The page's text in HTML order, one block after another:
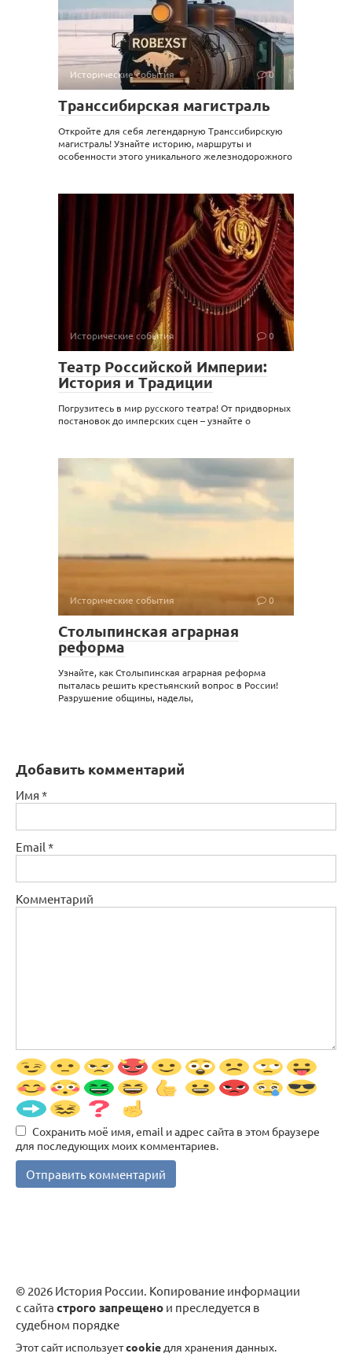
Исторические события 0
Транссибирская магистраль
Откройте для себя легендарную Транссибирскую
магистраль! Узнайте историю, маршруты и
особенности этого уникального железнодорожного
Исторические события 0
Театр Российской Империи:
История и Традиции
Погрузитесь в мир русского театра! От придворных
постановок до имперских сцен – узнайте о
Исторические события 0
Столыпинская аграрная
реформа
Узнайте, как Столыпинская аграрная реформа
пыталась решить крестьянский вопрос в России!
Разрушение общины, наделы,
Добавить комментарий
Имя *
Email *
Комментарий
Сохранить моё имя, email и адрес сайта в этом браузере
для последующих моих комментариев.
© 2026 История России. Копирование информации
с сайта строго запрещено и преследуется в
судебном порядке
Этот сайт используетcookie для хранения данных.